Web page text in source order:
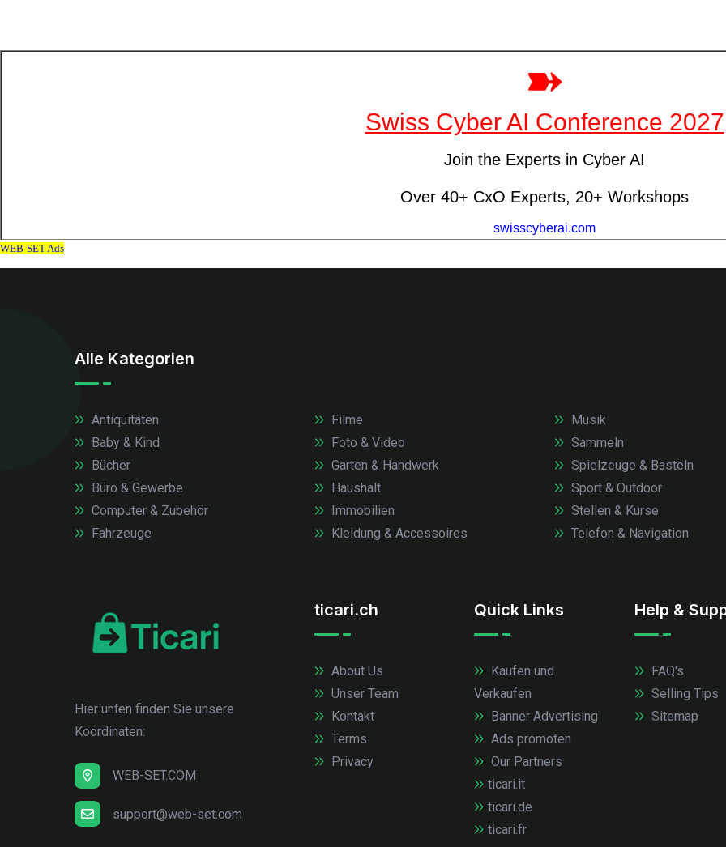
Alle Kategorien
Antiquitäten
Baby & Kind
Bücher
Büro & Gewerbe
Computer & Zubehör
Fahrzeuge
Filme
Foto & Video
Garten & Handwerk
Haushalt
Immobilien
Kleidung & Accessoires
Musik
Sammeln
Spielzeuge & Basteln
Sport & Outdoor
Stellen & Kurse
Telefon & Navigation
Hier unten finden Sie unsere
Koordinaten:
WEB-SET.COM
support@web-set.com
ticari.ch
About Us
Unser Team
Kontakt
Terms
Privacy
Quick Links
Kaufen und
Verkaufen
Banner Advertising
Ads promoten
Our Partners
ticari.it
ticari.de
ticari.fr
Help &
FAQ's
Selling Tips
Sitemap